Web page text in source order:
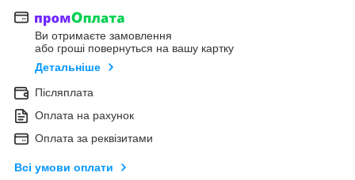
Ви отримаєте замовлення
або гроші повернуться на вашу картку
Детальніше
Післяплата
Оплата на рахунок
Оплата за реквізитами
Всі умови оплати